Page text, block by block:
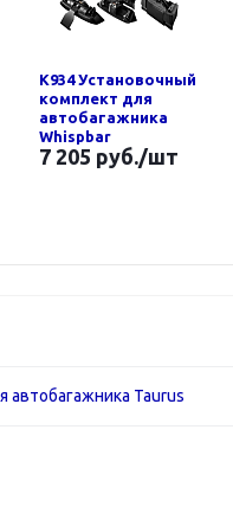
K934 Установочный
комплект для
автобагажника
Whispbar
7 205 руб./шт
автобагажника Taurus